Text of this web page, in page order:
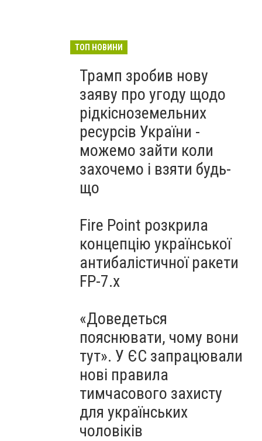
скасування пільги на
ТОП НОВИНИ
Трамп зробив нову
заяву про угоду щодо
рідкісноземельних
ресурсів України -
можемо зайти коли
захочемо і взяти будь-
що
Fire Point розкрила
концепцію української
антибалістичної ракети
FP-7.x
«Доведеться
пояснювати, чому вони
тут». У ЄС запрацювали
нові правила
тимчасового захисту
для українських
чоловіків